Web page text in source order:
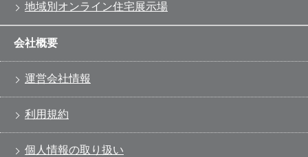
地域別オンライン住宅展示場
会社概要
運営会社情報
利用規約
個人情報の取り扱い